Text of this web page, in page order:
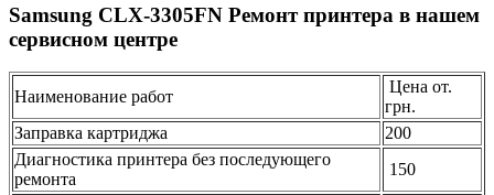
Samsung CLX-3305FN Ремонт принтера в нашем
сервисном центре
Наименование работ
Цена от.
грн.
Заправка картриджа
200
Диагностика принтера без последующего
ремонта
150